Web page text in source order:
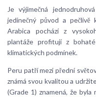
Je výjimečná
jedinečný původ a pečlivě
Arabica pochází z
plantáže profitují z
klimatických podmínek.
Peru patří mezi přední
známá svou kvalitou a
(Grade 1) znamená, že byla